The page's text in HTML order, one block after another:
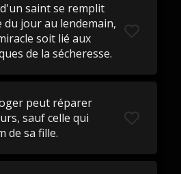
saint se remplit
du jour au lendemain,
soit lié aux
de la sécheresse.
peut réparer
sauf celle qui
de sa fille.